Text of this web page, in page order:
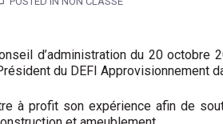
d’administration du 20 octobre
du DEFI Approvisionnement
à profit son expérience afin de